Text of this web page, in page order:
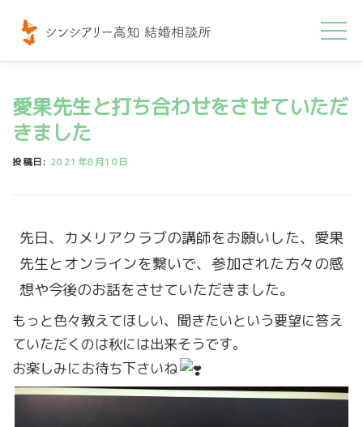
テ
愛果先生と打ち合わせをさせていただ
きました
投稿日: 2021年8月10日
先日、カメリアクラブの講師をお願いした、愛果
先生とオンラインを繋いで、参加された方々の感
想や今後のお話をさせていただきました。
もっと色々教えてほしい、聞きたいという要望に答え
ていただくのは秋には出来そうです。
お楽しみにお待ち下さいね